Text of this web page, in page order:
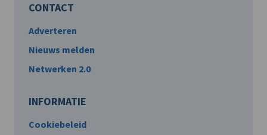
CONTACT
Adverteren
Nieuws melden
Netwerken 2.0
INFORMATIE
Cookiebeleid